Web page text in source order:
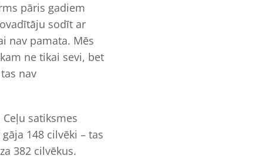
pāris gadiem
sodīt ar
nav pamata. Mēs
ne tikai sevi, bet
nav
satiksmes
148 cilvēki – tas
382 cilvēkus.